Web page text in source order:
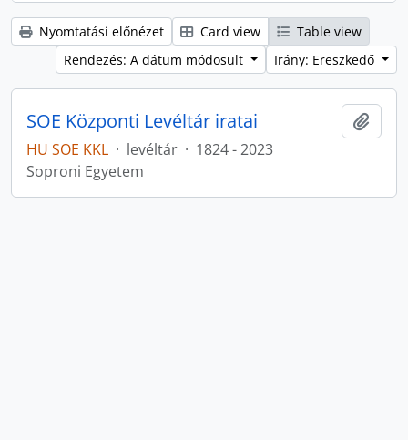
Nyomtatási előnézet Card view
Table view
Rendezés: A dátum módosult
Irány: Ereszkedő
SOE Központi Levéltár iratai
HU SOE KKL · levéltár · 1824 - 2023
Soproni Egyetem